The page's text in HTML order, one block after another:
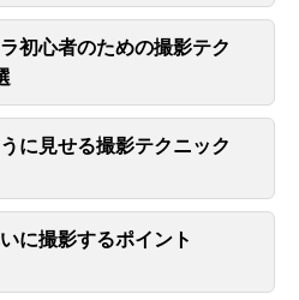
初心者のための撮影テク
に見せる撮影テクニック
に撮影するポイント